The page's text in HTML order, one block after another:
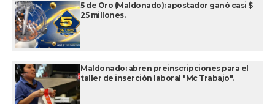
5 de Oro (Maldonado): apostador ganó casi $
25 millones.
Maldonado: abren preinscripciones para el
taller de inserción laboral "Mc Trabajo".